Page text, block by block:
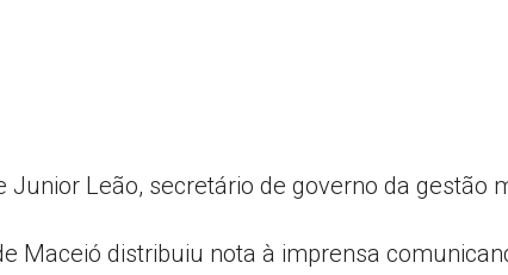
Leão, secretário de governo da gestão
Maceió distribuiu nota à imprensa